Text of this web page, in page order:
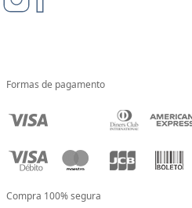
Formas de pagamento
Compra 100% segura